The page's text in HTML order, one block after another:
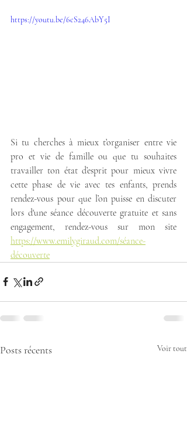
https://youtu.be/6cS246AbY5I
Si tu cherches à mieux t’organiser entre vie
pro et vie de famille ou que tu souhaites
travailler ton état d’esprit pour mieux vivre
cette phase de vie avec tes enfants, prends
rendez-vous pour que l’on puisse en discuter
lors d'une séance découverte gratuite et sans
https://www.emilygiraud.com/séance-
découverte
Posts récents Voir tout